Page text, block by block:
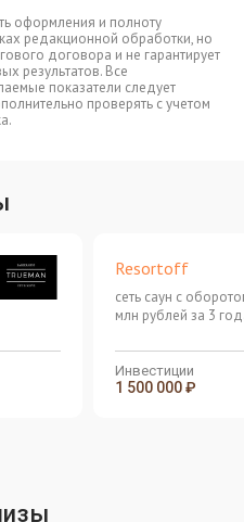
оформления и полноту
редакционной обработки, но
договора и не гарантирует
результатов. Все
показатели следует
проверять с учетом
Resortoff
сеть саун с
млн рублей за 3
Инвестиции
1 500 000 ₽